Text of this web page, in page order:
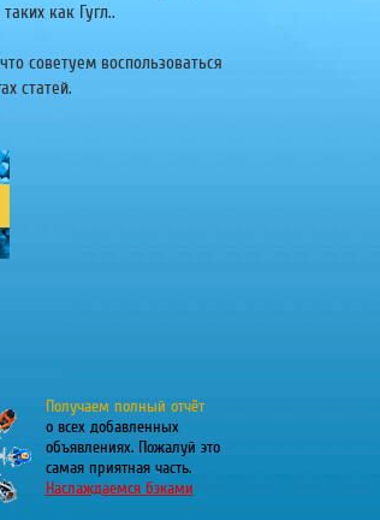
как Гугл..
советуем воспользоваться
статей.
Получаем полный отчёт
о всех добавленных
объявлениях. Пожалуй это
самая приятная часть.
Наслаждаемся бэками